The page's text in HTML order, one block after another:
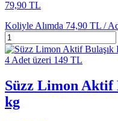
79,90 TL
Koliyle Alımda 74,90 TL /
4 Adet üzeri 149 TL
Süzz Limon Aktif
kg